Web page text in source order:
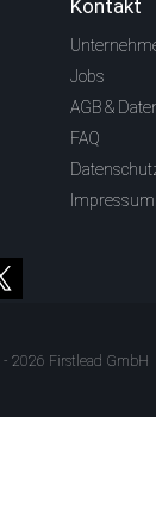
Kontakt
Jobs
AGB &
FAQ
Impressum
2026 Firstlead GmbH